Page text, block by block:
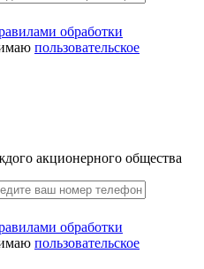
обработки
пользовательское
акционерного общества
обработки
пользовательское